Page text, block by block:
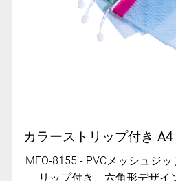
MFO-8155 - PVCメッシュジ
リップ付き、六角形デザイ